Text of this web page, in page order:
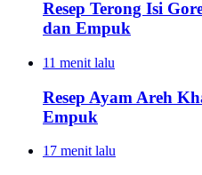
Resep Terong Isi
dan Empuk
11 menit lalu
Resep Ayam Areh
Empuk
17 menit lalu